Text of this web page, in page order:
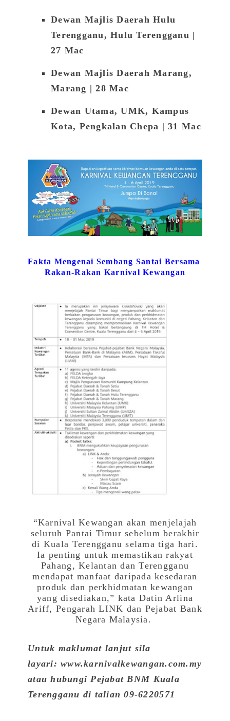
Dewan Majlis Daerah Hulu
Terengganu, Hulu Terengganu |
27 Mac
Dewan Majlis Daerah Marang,
Marang | 28 Mac
Dewan Utama, UMK, Kampus
Kota, Pengkalan Chepa | 31 Mac
Fakta Mengenai Sembang Santai Bersama
Rakan-Rakan Karnival Kewangan
“Karnival Kewangan akan menjelajah
seluruh Pantai Timur sebelum berakhir
di Kuala Terengganu selama tiga hari.
Ia penting untuk memastikan rakyat
Pahang, Kelantan dan Terengganu
mendapat manfaat daripada kesedaran
produk dan perkhidmatan kewangan
yang disediakan,” kata Datin Arlina
Ariff, Pengarah LINK dan Pejabat Bank
Negara Malaysia.
Untuk maklumat lanjut sila
layari:www.karnivalkewangan.com.my
atau hubungi Pejabat BNM Kuala
Terengganu di talian 09-6220571